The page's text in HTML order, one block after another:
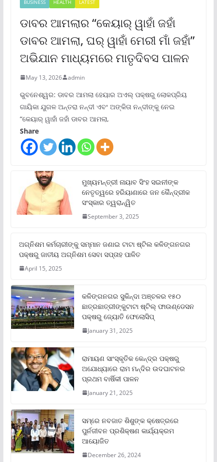
BUSINESS HEALTH LATEST
ଡାବର ଆମଲାର “କେୟାର୍ ୱାହାଁ ଜହାଁ
ଡାବର ଆମଲା, ଘର୍ ୱାହାଁ ମେରୀ ମାଁ ଜହାଁ”
ଅଭିଯାନ ମାଧ୍ୟମରେ ମାତୃଦିବସ ପାଳନ
May 13, 2026 admin
ଭୁବନେଶ୍ୱର: ଡାବର ଆମଲା ହେୟାର ଅଏଲ୍ ପକ୍ଷରୁ ଲୋକପ୍ରିୟ
ଗାୟିକା ଯୁଗଳ ଅନ୍ତରା ନନ୍ଦୀ ଏବଂ ଅଙ୍କିତା ନନ୍ଦୀଙ୍କୁ ନେଇ
“କେୟାର୍ ୱାହାଁ ଜହାଁ ଡାବର ଆମଲା,
Share
ମୁଖ୍ୟମନ୍ତ୍ରୀ ନାୟାବ ସିଂହ ସଇନୀଙ୍କ
ନେତୃତ୍ୱରେ ହରିୟାଣାରେ ଜନ କୈନ୍ଦ୍ରୀକ
ସଂସ୍କାର ତ୍ୱରାନ୍ୱିତ
September 3, 2025
ଅଗ୍ନିଶମ କର୍ମଚାରୀଙ୍କୁ ସମ୍ମାନ ଜଣାଇ ଟାଟା ଷ୍ଟିଲ କଳିଙ୍ଗନଗର
ପକ୍ଷରୁ ଜାତୀୟ ଅଗ୍ନିଶମ ସେବା ସପ୍ତାହ ପାଳିତ
April 15, 2025
କଳିଙ୍ଗନଗର ସୁକିନ୍ଦା ଅଞ୍ଚଳର ୧୫୦
ଛାତ୍ରଛାତ୍ରୀଙ୍କୁଟାଟା ଷ୍ଟିଲ୍ ଫାଉଣ୍ଡେସନ
ପକ୍ଷରୁ ଜ୍ୟୋତି ଫେଲୋସିପ୍‌
January 31, 2025
ରାମାୟଣ ସାଂସ୍କୃତିକ କେନ୍ଦ୍ର ପକ୍ଷରୁ
ଅଯୋଧ୍ୟାରେ ରାମ ମନ୍ଦିର ଉଦଘାଟନର
ପ୍ରଥମ ବାର୍ଷିକୀ ପାଳନ
January 21, 2025
ସମ୍‌ରେ ନବଜାତ ଶିଶୁଙ୍କ କ୍ଷେତ୍ରରେ
ପୁର୍ନଜୀବନ ପ୍ରଶିକ୍ଷଣ କାର୍ଯ୍ୟକ୍ରମ
ଆୟୋଜିତ
December 26, 2024